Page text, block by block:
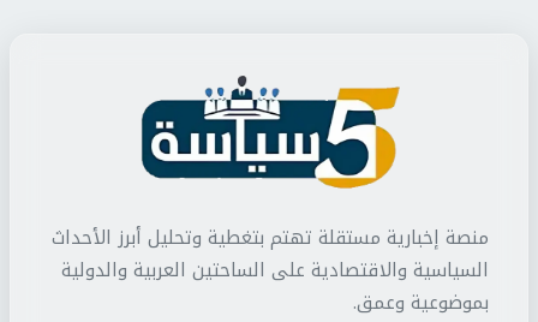
منصة إخبارية مستقلة تهتم بتغطية وتحليل أبرز الأحداث
السياسية والاقتصادية على الساحتين العربية والدولية
بموضوعية وعمق.